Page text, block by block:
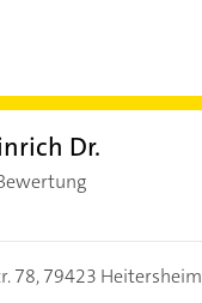
Dr.
78,79423 Heitersheim